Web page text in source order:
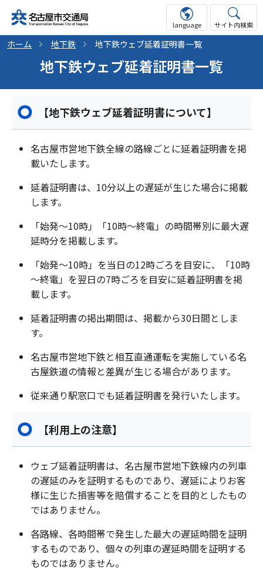
language サイト内検索
ホーム 地下鉄 地下鉄ウェブ延着証明書一覧
地下鉄ウェブ延着証明書一覧
【地下鉄ウェブ延着証明書について】
名古屋市営地下鉄全線の路線ごとに延着証明書を掲
載いたします。
延着証明書は、10分以上の遅延が生じた場合に掲載
します。
「始発～10時」「10時～終電」の時間帯別に最大遅
延時分を掲載します。
「始発～10時」を当日の12時ごろを目安に、「10時
～終電」を翌日の7時ごろを目安に延着証明書を掲
載します。
延着証明書の掲出期間は、掲載から30日間としま
す。
名古屋市営地下鉄と相互直通運転を実施している名
古屋鉄道の情報と差異が生じる場合があります。
従来通り駅窓口でも延着証明書を発行いたします。
【利用上の注意】
ウェブ延着証明書は、名古屋市営地下鉄線内の列車
の遅延のみを証明するものであり、遅延によりお客
様に生じた損害等を賠償することを目的としたもの
ではありません。
各路線、各時間帯で発生した最大の遅延時間を証明
するものであり、個々の列車の遅延時間を証明する
ものではありません。